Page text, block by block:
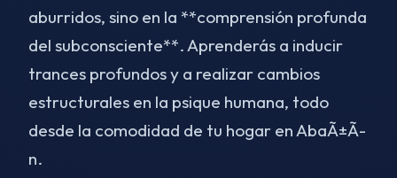
aburridos, sino en la **comprensión profunda
del subconsciente**. Aprenderás a inducir
trances profundos y a realizar cambios
estructurales en la psique humana, todo
desde la comodidad de tu hogar en AbaÃ±Ã­
n.